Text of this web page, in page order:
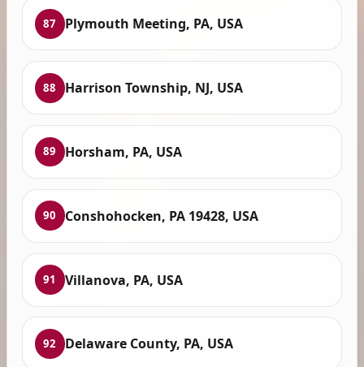
87 Plymouth Meeting, PA, USA
88 Harrison Township, NJ, USA
89 Horsham, PA, USA
90 Conshohocken, PA 19428, USA
91 Villanova, PA, USA
92 Delaware County, PA, USA